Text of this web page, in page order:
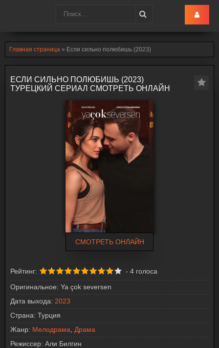
Главная страница » Если сильно полюбишь (2023)
ЕСЛИ СИЛЬНО ПОЛЮБИШЬ (2023)
ТУРЕЦКИЙ СЕРИАЛ СМОТРЕТЬ ОНЛАЙН
СМОТРЕТЬ ОНЛАЙН
Рейтинг: - 4 голоса
Оригинальное: Ya çok seversen
Дата выхода: 2023
Страна: Турция
Жанр: Мелодрама
Драма
Режиссер: Али Билгин
Turk-Ru.lol